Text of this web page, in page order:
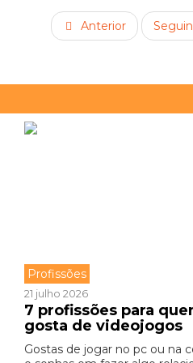
Anterior
Profissões
21 julho 2026
7 profissões para
gosta de videojogos
Gostas de jogar no pc ou na